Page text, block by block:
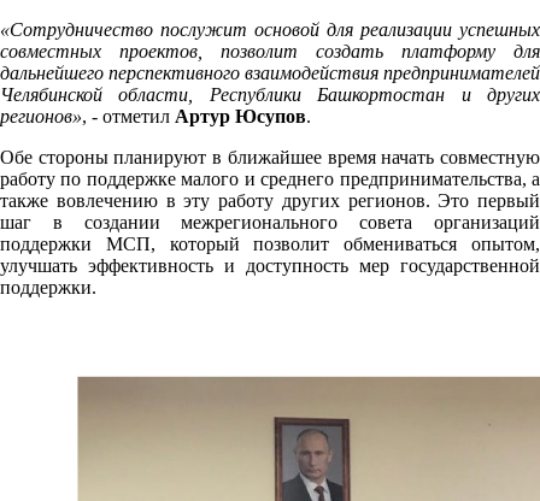
«Сотрудничество послужит основой для реализации успешных
совместных проектов, позволит создать платформу для
дальнейшего перспективного взаимодействия предпринимателей
Челябинской области, Республики Башкортостан и других
регионов», - отметил Артур Юсупов.
Обе стороны планируют в ближайшее время начать совместную
работу по поддержке малого и среднего предпринимательства, а
также вовлечению в эту работу других регионов. Это первый
шаг в создании межрегионального совета организаций
поддержки МСП, который позволит обмениваться опытом,
улучшать эффективность и доступность мер государственной
поддержки.